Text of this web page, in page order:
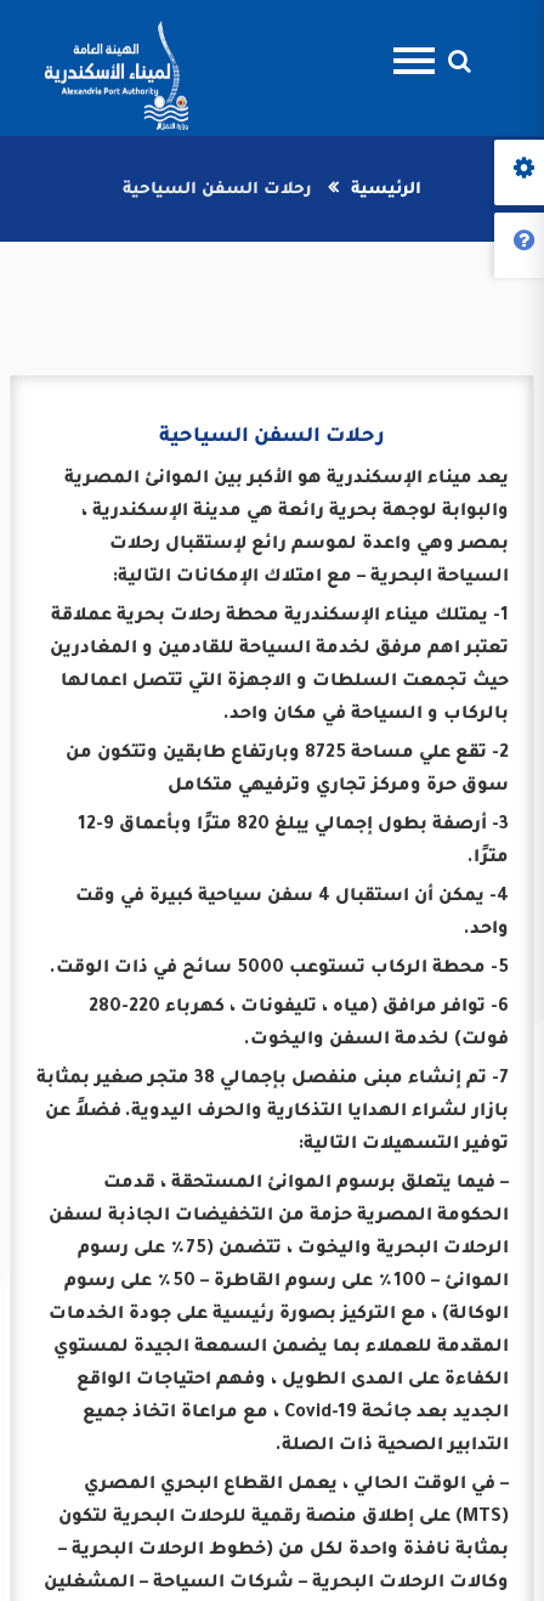
الرئيسية رحلات السفن السياحية
رحلات السفن السياحية
يعد ميناء الإسكندرية هو الأكبر بين الموانئ المصرية
والبوابة لوجهة بحرية رائعة هي مدينة الإسكندرية ،
بمصر وهي واعدة لموسم رائع لإستقبال رحلات
السياحة البحرية – مع امتلاك الإمكانات التالية:
1- يمتلك ميناء الإسكندرية محطة رحلات بحرية عملاقة
تعتبر اهم مرفق لخدمة السياحة للقادمين و المغادرين
حيث تجمعت السلطات و الاجهزة التي تتصل اعمالها
بالركاب و السياحة في مكان واحد.
2- تقع علي مساحة 8725 وبارتفاع طابقين وتتكون من
سوق حرة ومركز تجاري وترفيهي متكامل
3- أرصفة بطول إجمالي يبلغ 820 مترًا وبأعماق 9-12
مترًا.
4- يمكن أن استقبال 4 سفن سياحية كبيرة في وقت
واحد.
5- محطة الركاب تستوعب 5000 سائح في ذات الوقت.
6- توافر مرافق (مياه ، تليفونات ، كهرباء 220-280
فولت) لخدمة السفن واليخوت.
7- تم إنشاء مبنى منفصل بإجمالي 38 متجر صغير بمثابة
بازار لشراء الهدايا التذكارية والحرف اليدوية. فضلاً عن
توفير التسهيلات التالية:
– فيما يتعلق برسوم الموانئ المستحقة ، قدمت
الحكومة المصرية حزمة من التخفيضات الجاذبة لسفن
الرحلات البحرية واليخوت ، تتضمن (75٪ على رسوم
الموانئ – 100٪ على رسوم القاطرة – 50٪ على رسوم
الوكالة) ، مع التركيز بصورة رئيسية على جودة الخدمات
المقدمة للعملاء بما يضمن السمعة الجيدة لمستوي
الكفاءة على المدى الطويل ، وفهم احتياجات الواقع
الجديد بعد جائحة Covid-19 ، مع مراعاة اتخاذ جميع
التدابير الصحية ذات الصلة.
– في الوقت الحالي ، يعمل القطاع البحري المصري
(MTS) على إطلاق منصة رقمية للرحلات البحرية لتكون
بمثابة نافذة واحدة لكل من (خطوط الرحلات البحرية –
وكالات الرحلات البحرية – شركات السياحة – المشغلين